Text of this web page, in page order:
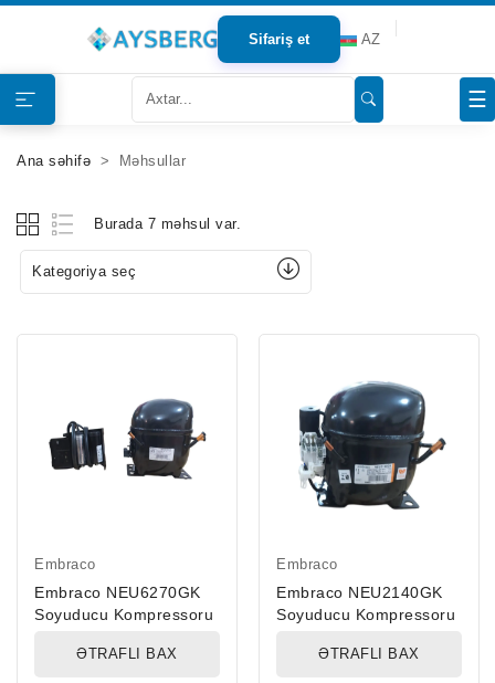
Sifariş et AZ
☰
Haqqımızda
Məhsullar
Tərəfdaşlar
Ana səhifə Məhsullar
Burada 7 məhsul var.
Kategoriya seç
Embraco
Embraco NEU6270GK
Soyuducu Kompressoru
ƏTRAFLI BAX
Embraco
Embraco NEU2140GK
Soyuducu Kompressoru
ƏTRAFLI BAX